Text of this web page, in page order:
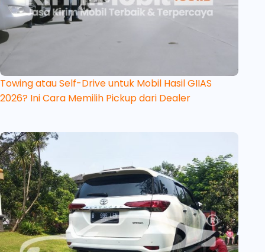
Towing atau Self-Drive untuk Mobil Hasil GIIAS
2026? Ini Cara Memilih Pickup dari Dealer